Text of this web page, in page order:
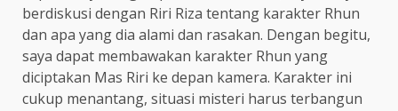
berdiskusi dengan Riri Riza tentang karakter Rhun
dan apa yang dia alami dan rasakan. Dengan begitu,
saya dapat membawakan karakter Rhun yang
diciptakan Mas Riri ke depan kamera. Karakter ini
cukup menantang, situasi misteri harus terbangun